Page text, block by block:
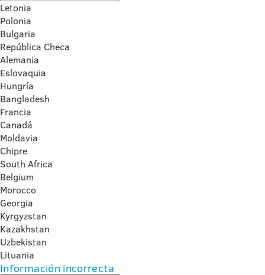
Letonia
Polonia
Bulgaria
República Checa
Alemania
Eslovaquia
Hungría
Bangladesh
Francia
Canadá
Moldavia
Chipre
South Africa
Belgium
Morocco
Georgia
Kyrgyzstan
Kazakhstan
Uzbekistan
Lituania
Información incorrecta